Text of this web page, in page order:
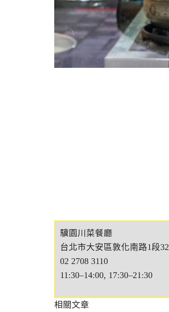
驥園川菜餐廳
台北市大安區敦化南路1段
02 2708 3110
11:30–14:00, 17:30–21:30
相關文章